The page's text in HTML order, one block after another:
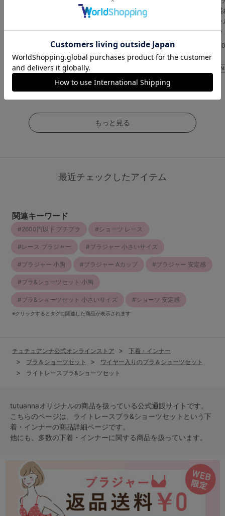
ーケブラ&ショーツセッ
￥3,289 (税込)
人気No.1 ジェマリエー
ト
4.6
（267件）
￥3,289 (税込)
ンナ史上一番
ャルマンノワ
＆ショーツセッ
5.0
（2件）
もっと見る
最近チェックしたアイテム
関連キーワード
2600円以下 プチプラ ショーツ レース
レース ブラジャー ブラジャー 小さいサイズ
ブラジャー 小胸 ブラジャー Aカップ ブラジャー 安定感
ブラ&ショーツセット 小胸
ブラ&ショーツセット 小さいサイズ ショーツ 安定感
※クリックするとタグに関連した商品が表示されます
チュチュアンナ公式オンラインストア
下着・インナー
ブラ＆ショーツセット
ワイヤー入りのブラ＆ショーツセット
ライトレースブラ&ショーツセット
tutuannaオリジナルの商品を扱っている公式通販サイトです。
こちらのページは、ライトレースブラ&ショーツセットという下
着・インナーの商品詳細ページです。
他にも、多数の下着・インナーに関する商品を扱っています。